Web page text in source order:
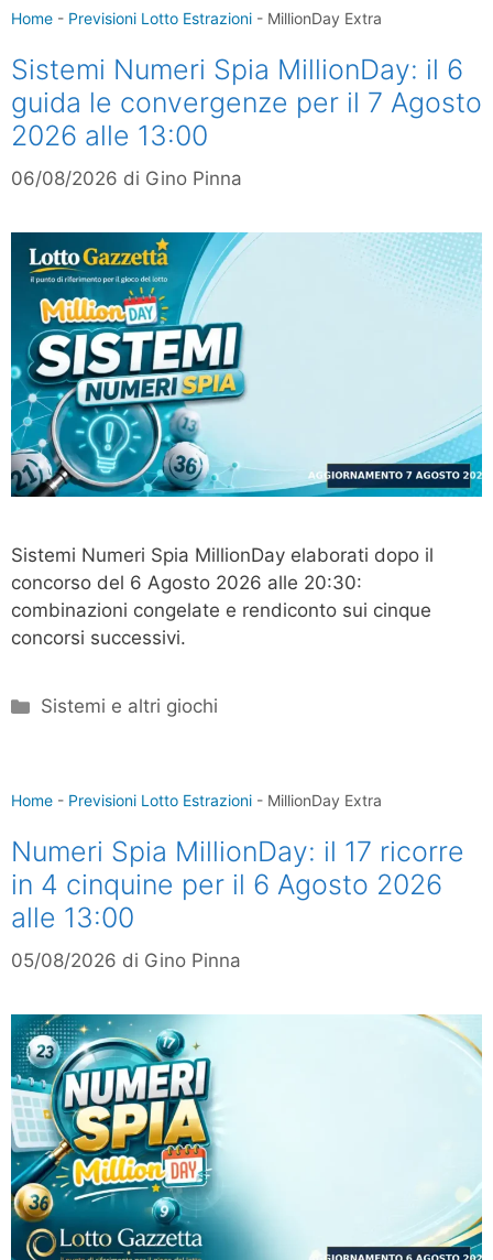
Home - Previsioni Lotto Estrazioni - MillionDay Extra
Sistemi Numeri Spia MillionDay: il 6
guida le convergenze per il 7 Agosto
2026 alle 13:00
06/08/2026 di Gino Pinna
Sistemi Numeri Spia MillionDay elaborati dopo il
concorso del 6 Agosto 2026 alle 20:30:
combinazioni congelate e rendiconto sui cinque
concorsi successivi.
Categorie
Sistemi e altri giochi
Home - Previsioni Lotto Estrazioni - MillionDay Extra
Numeri Spia MillionDay: il 17 ricorre
in 4 cinquine per il 6 Agosto 2026
alle 13:00
05/08/2026 di Gino Pinna